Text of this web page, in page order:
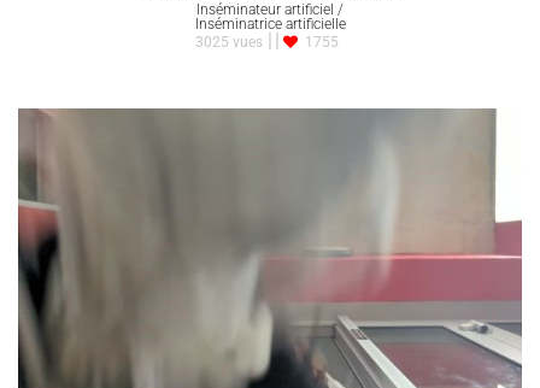
Inséminateur artificiel /
Inséminatrice artificielle
3025 vues
1755